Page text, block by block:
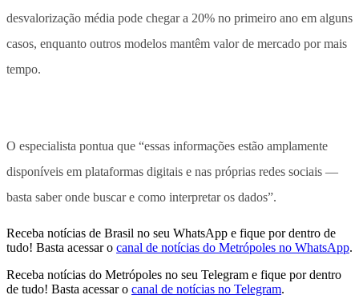
desvalorização média pode chegar a 20% no primeiro ano em alguns
casos, enquanto outros modelos mantêm valor de mercado por mais
tempo.
O especialista pontua que “essas informações estão amplamente
disponíveis em plataformas digitais e nas próprias redes sociais —
basta saber onde buscar e como interpretar os dados”.
Receba notícias de Brasil no seu WhatsApp e fique por dentro de
tudo! Basta acessar o canal de notícias do Metrópoles no WhatsApp.
Receba notícias do Metrópoles no seu Telegram e fique por dentro
de tudo! Basta acessar o canal de notícias no Telegram.